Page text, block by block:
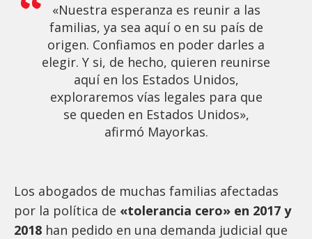
«Nuestra esperanza es reunir a las
familias, ya sea aquí o en su país de
origen. Confiamos en poder darles a
elegir. Y si, de hecho, quieren reunirse
aquí en los Estados Unidos,
exploraremos vías legales para que
se queden en Estados Unidos»,
afirmó Mayorkas.
Los abogados de muchas familias afectadas
por la política de «tolerancia cero» en 2017 y
2018 han pedido en una demanda judicial que